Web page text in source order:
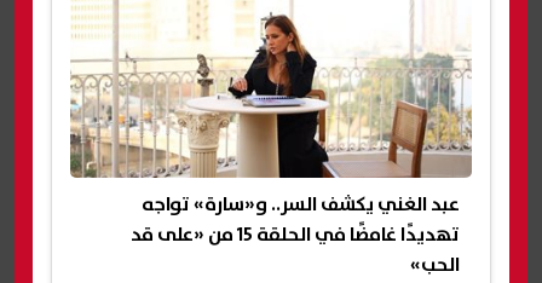
عبد الغني يكشف السر.. و«سارة» تواجه
تهديدًا غامضًا في الحلقة 15 من «على قد
الحب»